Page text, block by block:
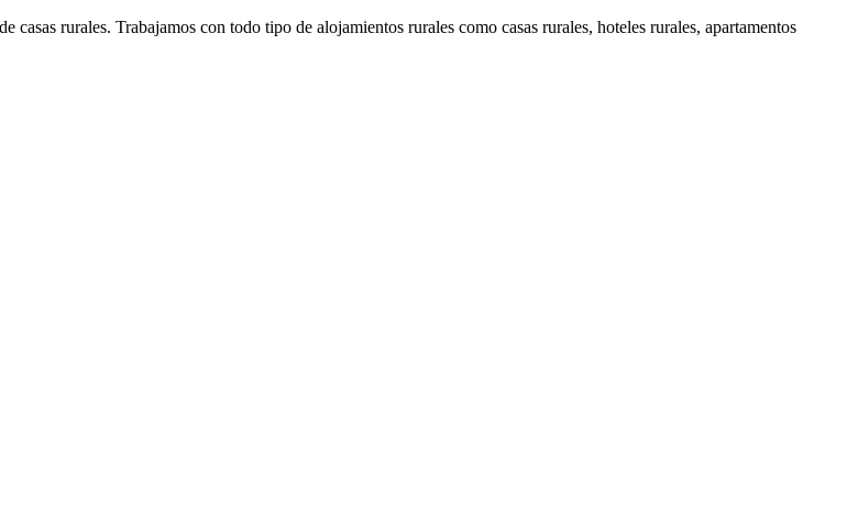
rurales. Trabajamos con todo tipo de alojamientos rurales como casas rurales, hoteles rurales, apartamentos